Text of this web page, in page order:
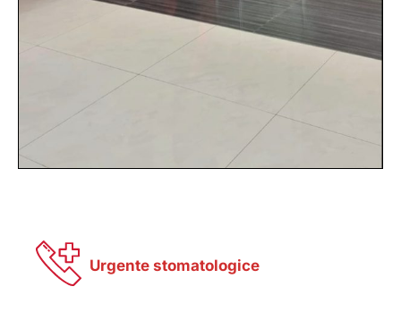
Urgente stomatologice